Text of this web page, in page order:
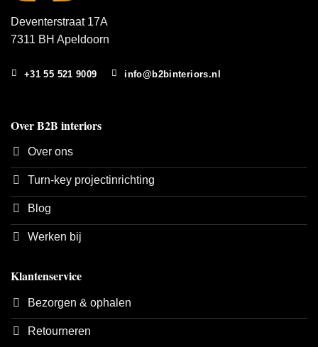
Deventerstraat 17A
7311 BH Apeldoorn
+31 55 521 9009 info@b2binteriors.nl
Over B2B interiors
Over ons
Turn-key projectinrichting
Blog
Werken bij
Klantenservice
Bezorgen & ophalen
Retourneren